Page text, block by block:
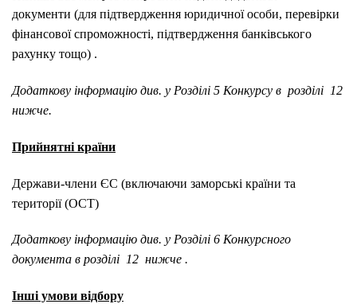
документи (для підтвердження юридичної особи, перевірки
фінансової спроможності, підтвердження банківського
рахунку тощо) .
Додаткову інформацію див. у Розділі 5 Конкурсу в розділі 12
нижче.
Прийнятні країни
Держави-члени ЄС (включаючи заморські країни та
території (OCT)
Додаткову інформацію див. у Розділі 6 Конкурсного
документа в розділі 12 нижче .
Інші умови відбору